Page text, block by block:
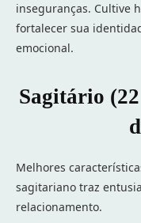
inseguranças. Cultive
fortalecer sua
emocional.
Sagitário
Melhores
sagitariano traz
relacionamento.